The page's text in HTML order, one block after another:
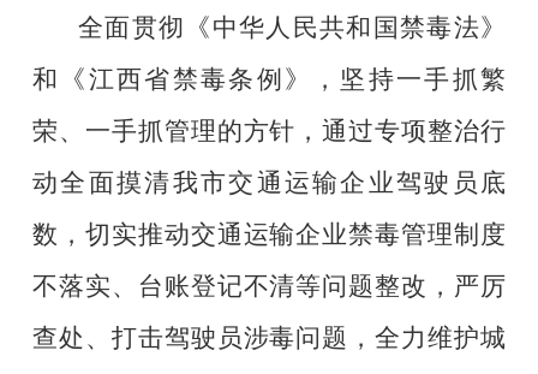
全面贯彻《中华人民共和国禁毒法》
和《江西省禁毒条例》，坚持一手抓繁
荣、一手抓管理的方针，通过专项整治行
动全面摸清我市交通运输企业驾驶员 底
数，切实推动交通运输企业禁毒管理制度
不落实、台账登记不清等问题整改，严厉
查处、打击驾驶员涉毒问题，全力维护城